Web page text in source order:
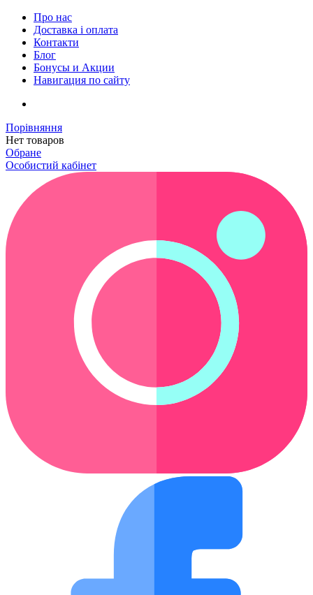
Про нас
Доставка і оплата
Контакти
Блог
Бонусы и Акции
Навигация по сайту
Порівняння
Нет товаров
Обране
Особистий кабінет